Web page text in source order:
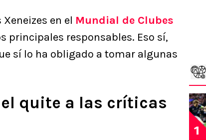
en el Mundial de Clubes
principales responsables. Eso sí,
sí lo ha obligado a tomar algunas
quite a las críticas
1